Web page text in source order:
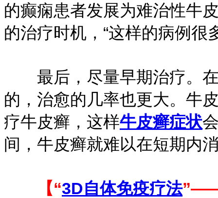
的癫痫患者发展为难治性牛
的治疗时机，“这样的病例很
最后，尽量早期治疗。在
的，治愈的几率也更大。牛
疗牛皮癣，这样牛皮癣症状
间，牛皮癣就难以在短期内
【“3D自体免疫疗法”——